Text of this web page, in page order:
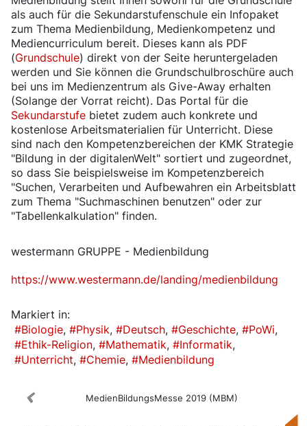
als auch für die Sekundarstufenschule ein Infopaket
zum Thema Medienbildung, Medienkompetenz und
Mediencurriculum bereit. Dieses kann als PDF
(Grundschule) direkt von der Seite heruntergeladen
werden und Sie können die Grundschulbroschüre auch
bei uns im Medienzentrum als Give-Away erhalten
(Solange der Vorrat reicht). Das Portal für die
Sekundarstufe bietet zudem auch konkrete und
kostenlose Arbeitsmaterialien für Unterricht. Diese
sind nach den Kompetenzbereichen der KMK Strategie
"Bildung in der digitalenWelt" sortiert und zugeordnet,
so dass Sie beispielsweise im Kompetenzbereich
"Suchen, Verarbeiten und Aufbewahren ein Arbeitsblatt
zum Thema "Suchmaschinen benutzen" oder zur
"Tabellenkalkulation" finden.
westermann GRUPPE - Medienbildung
https://www.westermann.de/landing/medienbildung
Markiert in:
Biologie
Physik Deutsch Geschichte
PoWi
Ethik-Religion
Mathematik
Informatik
Unterricht
Chemie Medienbildung
MedienBildungsMesse 2019 (MBM)